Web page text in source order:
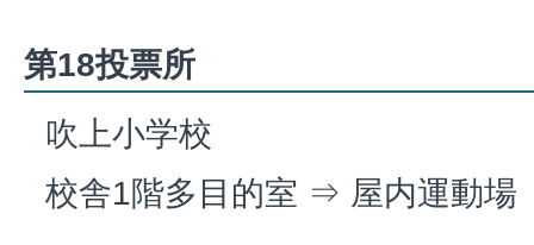
第18投票所
吹上小学校
校舎1階多目的室 ⇒ 屋内運動場